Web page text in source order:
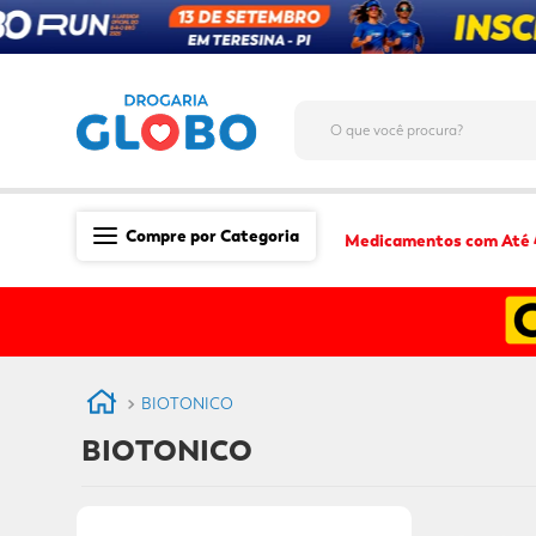
Compre por Categoria
Mãe e Filho
Higiene & Beleza
Medicamentos com Até
BIOTONICO
BIOTONICO